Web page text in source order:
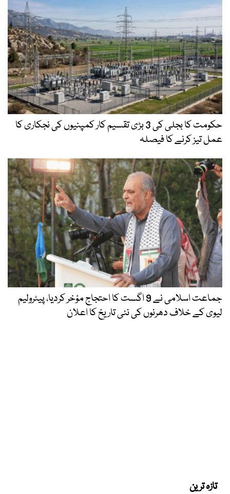
حکومت کا بجلی کی 3 بڑی تقسیم کار کمپنیوں کی نجکاری کا
عمل تیز کرنے کا فیصلہ
جماعت اسلامی نے 9 اگست کا احتجاج مؤخر کردیا، پیٹرولیم
لیوی کے خلاف دھرنوں کی نئی تاریخ کا اعلان
تازہ ترین